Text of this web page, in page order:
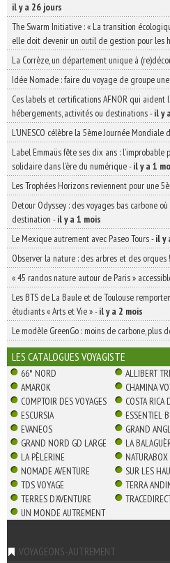
il y a 26 jours
The Swarm Initiative : « La transition
elle doit devenir un outil de gestion pour les
La Corrèze, un département unique à
Idée Nomade : faire du voyage de groupe
Ces labels et certifications AFNOR qui aident
hébergements, activités ou destinations-il y
L’UNESCO célèbre la 5ème Journée
Label Emmaüs fête ses dix ans :
solidaire dans l’ère du numérique-il y a 1
Les Trophées Horizons reviennent pour une
Detour Odyssey : des voyages bas carbone où
destination -il y a 1 mois
Le Mexique autrement avec Paseo Tours-il y
Observer la nature : des arbres et des orques !
« 45 randos nature autour de Paris »
Les BTS de La Baule et de Toulouse
étudiants « Arts et Vie »-il y a 2 mois
Le modèle GreenGo : moins de carbone, plus
LES CATALOGUES VOYAGISTE
66° NORD
ALLIBERT
AMAROK
CHAMINA
COMPTOIR DES VOYAGES
COSTA RICA
ESCURSIA
ESSENTIEL
EVANEOS
GRAND
GRAND NORD GD LARGE
LA
LA PÈLERINE
NATURABOX
NOMADE AVENTURE
SUR LES
TDS VOYAGE
TERRA
TERRES D'AVENTURE
UN MONDE AUTREMENT
VOYAGEONS-AUTREMENT